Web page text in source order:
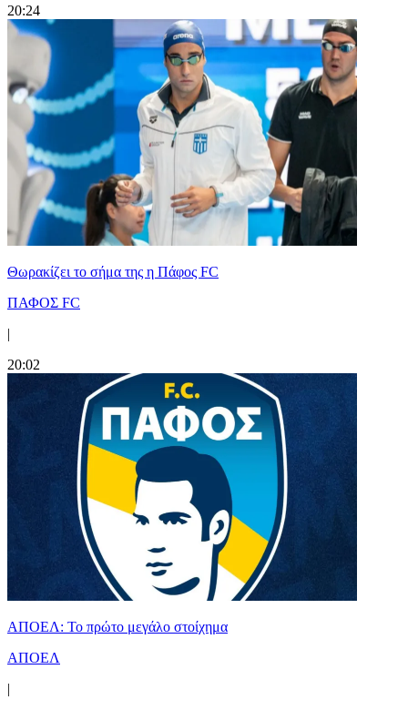
20:24
Θωρακίζει το σήμα της η Πάφος FC
ΠΑΦΟΣ FC
|
20:02
ΑΠΟΕΛ: Το πρώτο μεγάλο στοίχημα
ΑΠΟΕΛ
|